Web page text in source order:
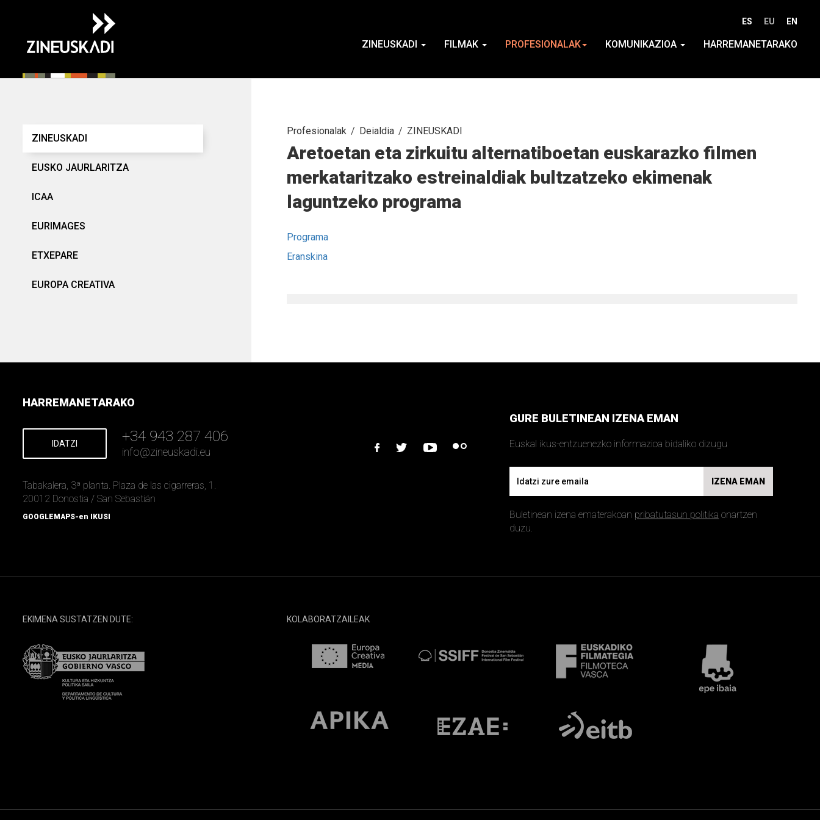
ES EU EN
ZINEUSKADI FILMAK PROFESIONALAK KOMUNIKAZIOA HARREMANETARAKO
ZINEUSKADI
EUSKO JAURLARITZA
ICAA
EURIMAGES
ETXEPARE
EUROPA CREATIVA
Profesionalak Deialdia ZINEUSKADI
Aretoetan eta zirkuitu alternatiboetan euskarazko filmen
merkataritzako estreinaldiak bultzatzeko ekimenak
laguntzeko programa
Programa
Eranskina
HARREMANETARAKO
IDATZI +34 943 287 406
info@zineuskadi.eu
Tabakalera, 3ª planta. Plaza de las cigarreras, 1.
20012 Donostia / San Sebastián
GOOGLEMAPS-en IKUSI
facebook
twitter youtubeflickr
GURE BULETINEAN IZENA EMAN
Euskal ikus-entzuenezko informazioa bidaliko dizugu
IZENA EMAN
Buletinean izena ematerakoan pribatutasun politika onartzen
duzu.
EKIMENA SUSTATZEN DUTE: KOLABORATZAILEAK